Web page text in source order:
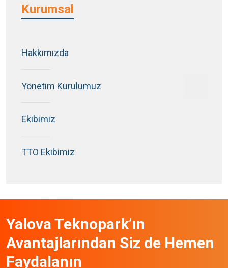
Kurumsal
Hakkımızda
Yönetim Kurulumuz
Ekibimiz
TTO Ekibimiz
Yalova Teknopark’ın
Avantajlarından Siz de Hemen
Faydalanın